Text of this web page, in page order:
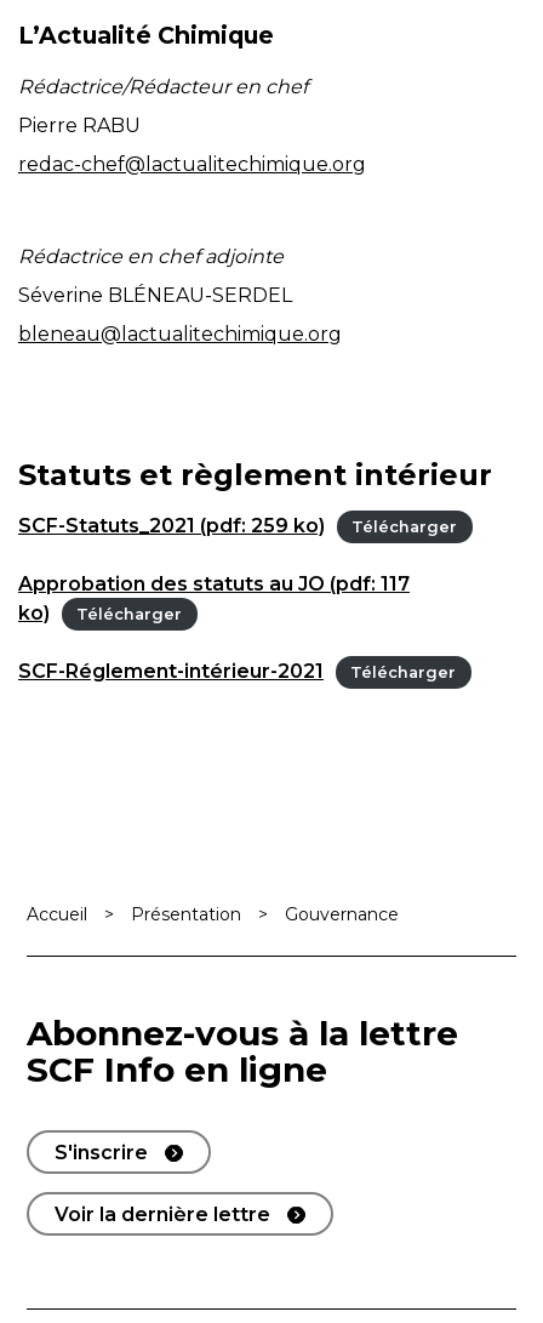
L’Actualité Chimique
Rédactrice/Rédacteur en chef
Pierre RABU
redac-chef@lactualitechimique.org
Rédactrice en chef adjointe
Séverine BLÉNEAU-SERDEL
bleneau@lactualitechimique.org
Statuts et règlement intérieur
SCF-Statuts_2021 (pdf: 259 ko) Télécharger
Approbation des statuts au JO (pdf: 117
ko)
Télécharger
SCF-Réglement-intérieur-2021 Télécharger
Accueil > Présentation > Gouvernance
Abonnez-vous à la lettre
SCF Info en ligne
S'inscrire
Voir la dernière lettre